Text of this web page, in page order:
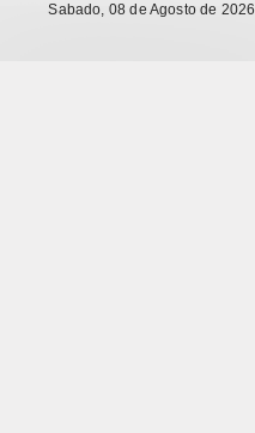
Sabado, 08 de Agosto de 2026